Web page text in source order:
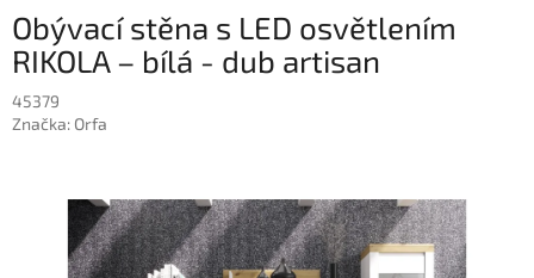
Obývací stěna s LED osvětlením
RIKOLA – bílá - dub artisan
45379
Značka: Orfa